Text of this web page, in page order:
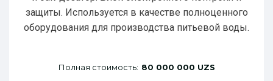
защиты. Используется в качестве полноценного
оборудования для производства питьевой воды.
Полная стоимость: 80 000 000 UZS